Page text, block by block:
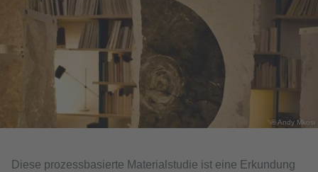
© Andy Mkosi
Diese prozessbasierte Materialstudie ist eine Erkundung